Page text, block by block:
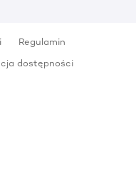
Regulamin
dostępności